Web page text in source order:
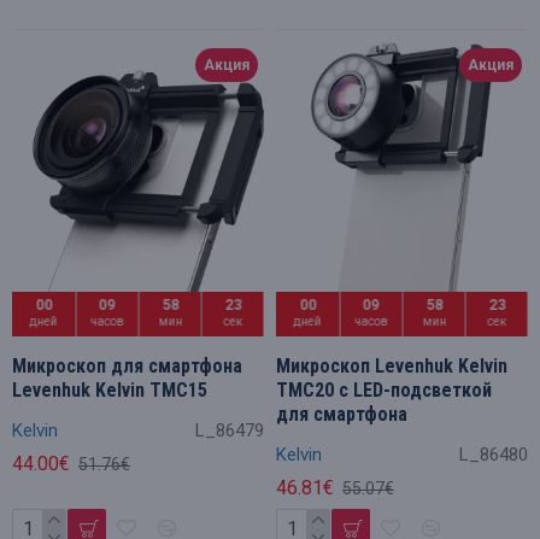
Акция
00
дней
09
часов
58
мин
23
сек
Kelvin L_86479
Микроскоп для смартфона
Levenhuk Kelvin TMC15
44.00€ 51.76€
Акция
00
дней
09
часов
58
мин
23
сек
Kelvin L_86480
Микроскоп Levenhuk Kelvin
TMC20 с LED-подсветкой
для смартфона
46.81€ 55.07€